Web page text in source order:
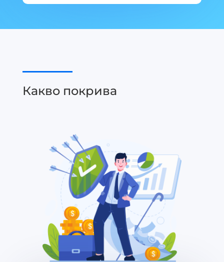
Какво покрива